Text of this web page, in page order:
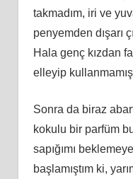
takmadım, iri ve
penyemden dışarı
Hala genç kızdan
elleyip
Sonra da biraz
kokulu bir parfüm
sapığımı
başlamıştım ki,